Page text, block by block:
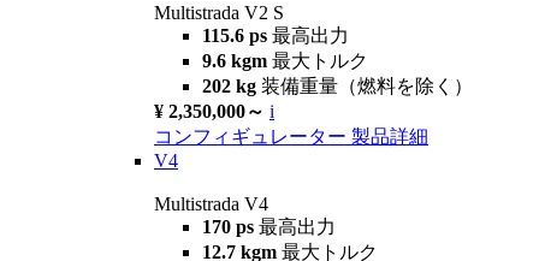
Multistrada V2 S
115.6 ps 最高出力
9.6 kgm 最大トルク
202 kg 装備重量（燃料を除く）
¥ 2,350,000～ i
コンフィギュレーター 製品詳細
V4
Multistrada V4
170 ps 最高出力
12.7 kgm 最大トルク